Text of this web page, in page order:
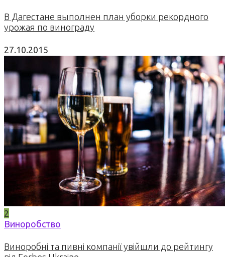
В Дагестане выполнен план уборки рекордного
урожая по винограду
27.10.2015
2
Виноробство
Виноробні та пивні компанії увійшли до рейтингу